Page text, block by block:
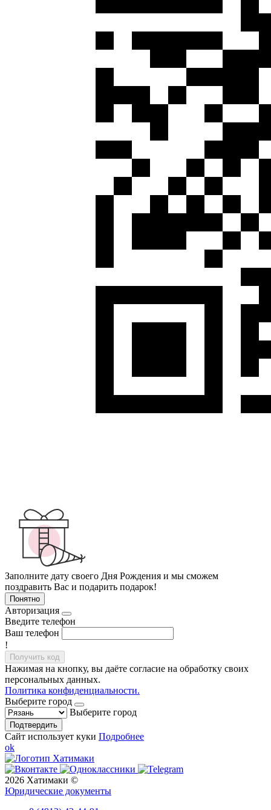
Заполните дату своего Дня Рождения и мы сможем
поздравить Вас и подарить подарок!
Понятно
Авторизация
Введите телефон
Ваш телефон
!
Получить код
Нажимая на кнопку, вы даёте согласие на обработку своих
персональных данных.
Политика конфиденциальности.
Выберите город
Выберите город
Подтвердить
Сайт использует куки Подробнее
ok
2026 Хатимаки ©
Юридические документы